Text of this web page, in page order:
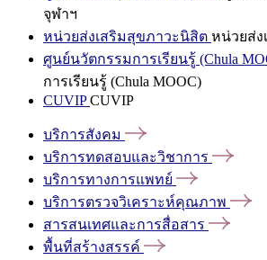
จุฬาฯ
หน่วยส่งเสริมสุขภาวะนิสิต หน่วยส่ง
ศูนย์นวัตกรรมการเรียนรู้ (Chula
การเรียนรู้ (Chula MOOC)
CUVIPCUVIP
บริการสังคม
บริการทดสอบและวิชาการ
บริการทางการแพทย์
บริการตรวจวิเคราะห์คุณภาพ
สารสนเทศและการสื่อสาร
พื้นที่สร้างสรรค์